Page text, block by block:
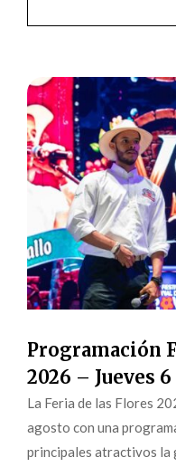
Programación
2026 – Jueves
La Feria de las Flores
agosto con una
principales atractivos la